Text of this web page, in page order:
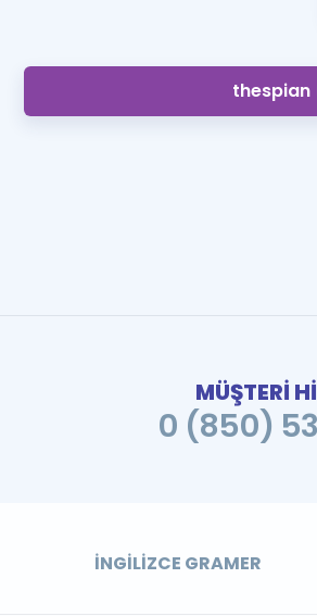
thespian
MÜŞTERİ
0 (850)
İNGILIZCE GRAMER